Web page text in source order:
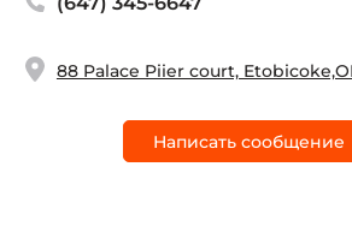
88 Palace Piier court,
Написать сообщение